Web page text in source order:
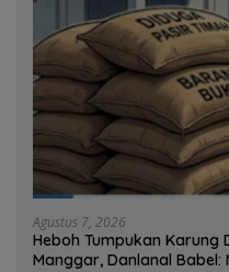
Agustus 7, 2026
Heboh Tumpukan Karung
Manggar, Danlanal Babel: